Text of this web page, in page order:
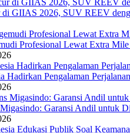
GIIAS 2026, SUV REEV
Profesional Lewat Extra
Hadirkan Pengalaman
Garansi Andil untuk